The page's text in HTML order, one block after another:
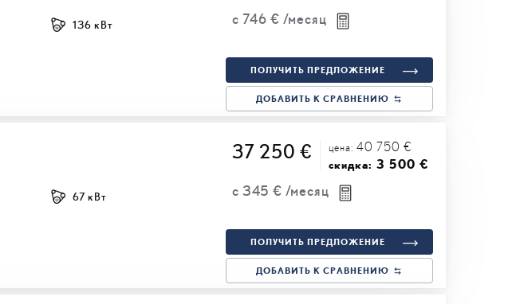
с 746 € /месяц
136 кВт
ПОЛУЧИТЬ ПРЕДЛОЖЕНИЕ
ДОБАВИТЬ К СРАВНЕНИЮ
37 250 € цена: 40 750 €
скидка: 3 500 €
с 345 € /месяц
67 кВт
ПОЛУЧИТЬ ПРЕДЛОЖЕНИЕ
ДОБАВИТЬ К СРАВНЕНИЮ